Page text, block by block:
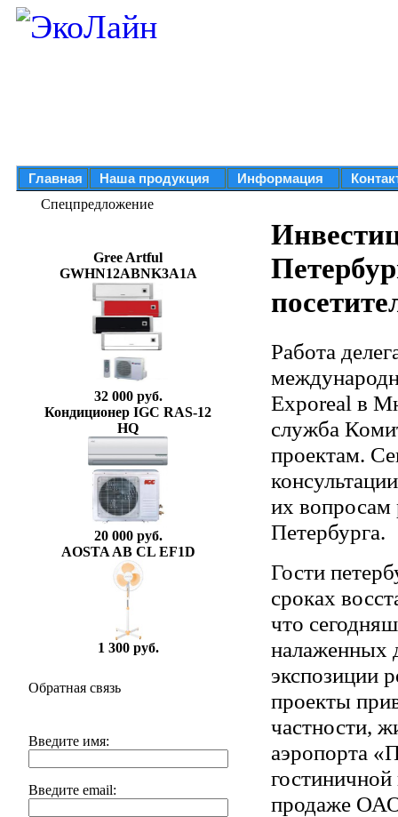
Главная Наша продукция Информация
Спецпредложение
Gree Artful
GWHN12ABNK3A1A
32 000 руб.
Кондиционер IGC RAS-12
HQ
20 000 руб.
AOSTA AB CL EF1D
1 300 руб.
Обратная связь
Введите имя:
Введите email:
Работа
Exporeal в
служба
проектам.
их вопросам
Петербурга.
Гости
сроках
что
налаженных
экспозиции
проекты
частности,
аэропорта
продаже